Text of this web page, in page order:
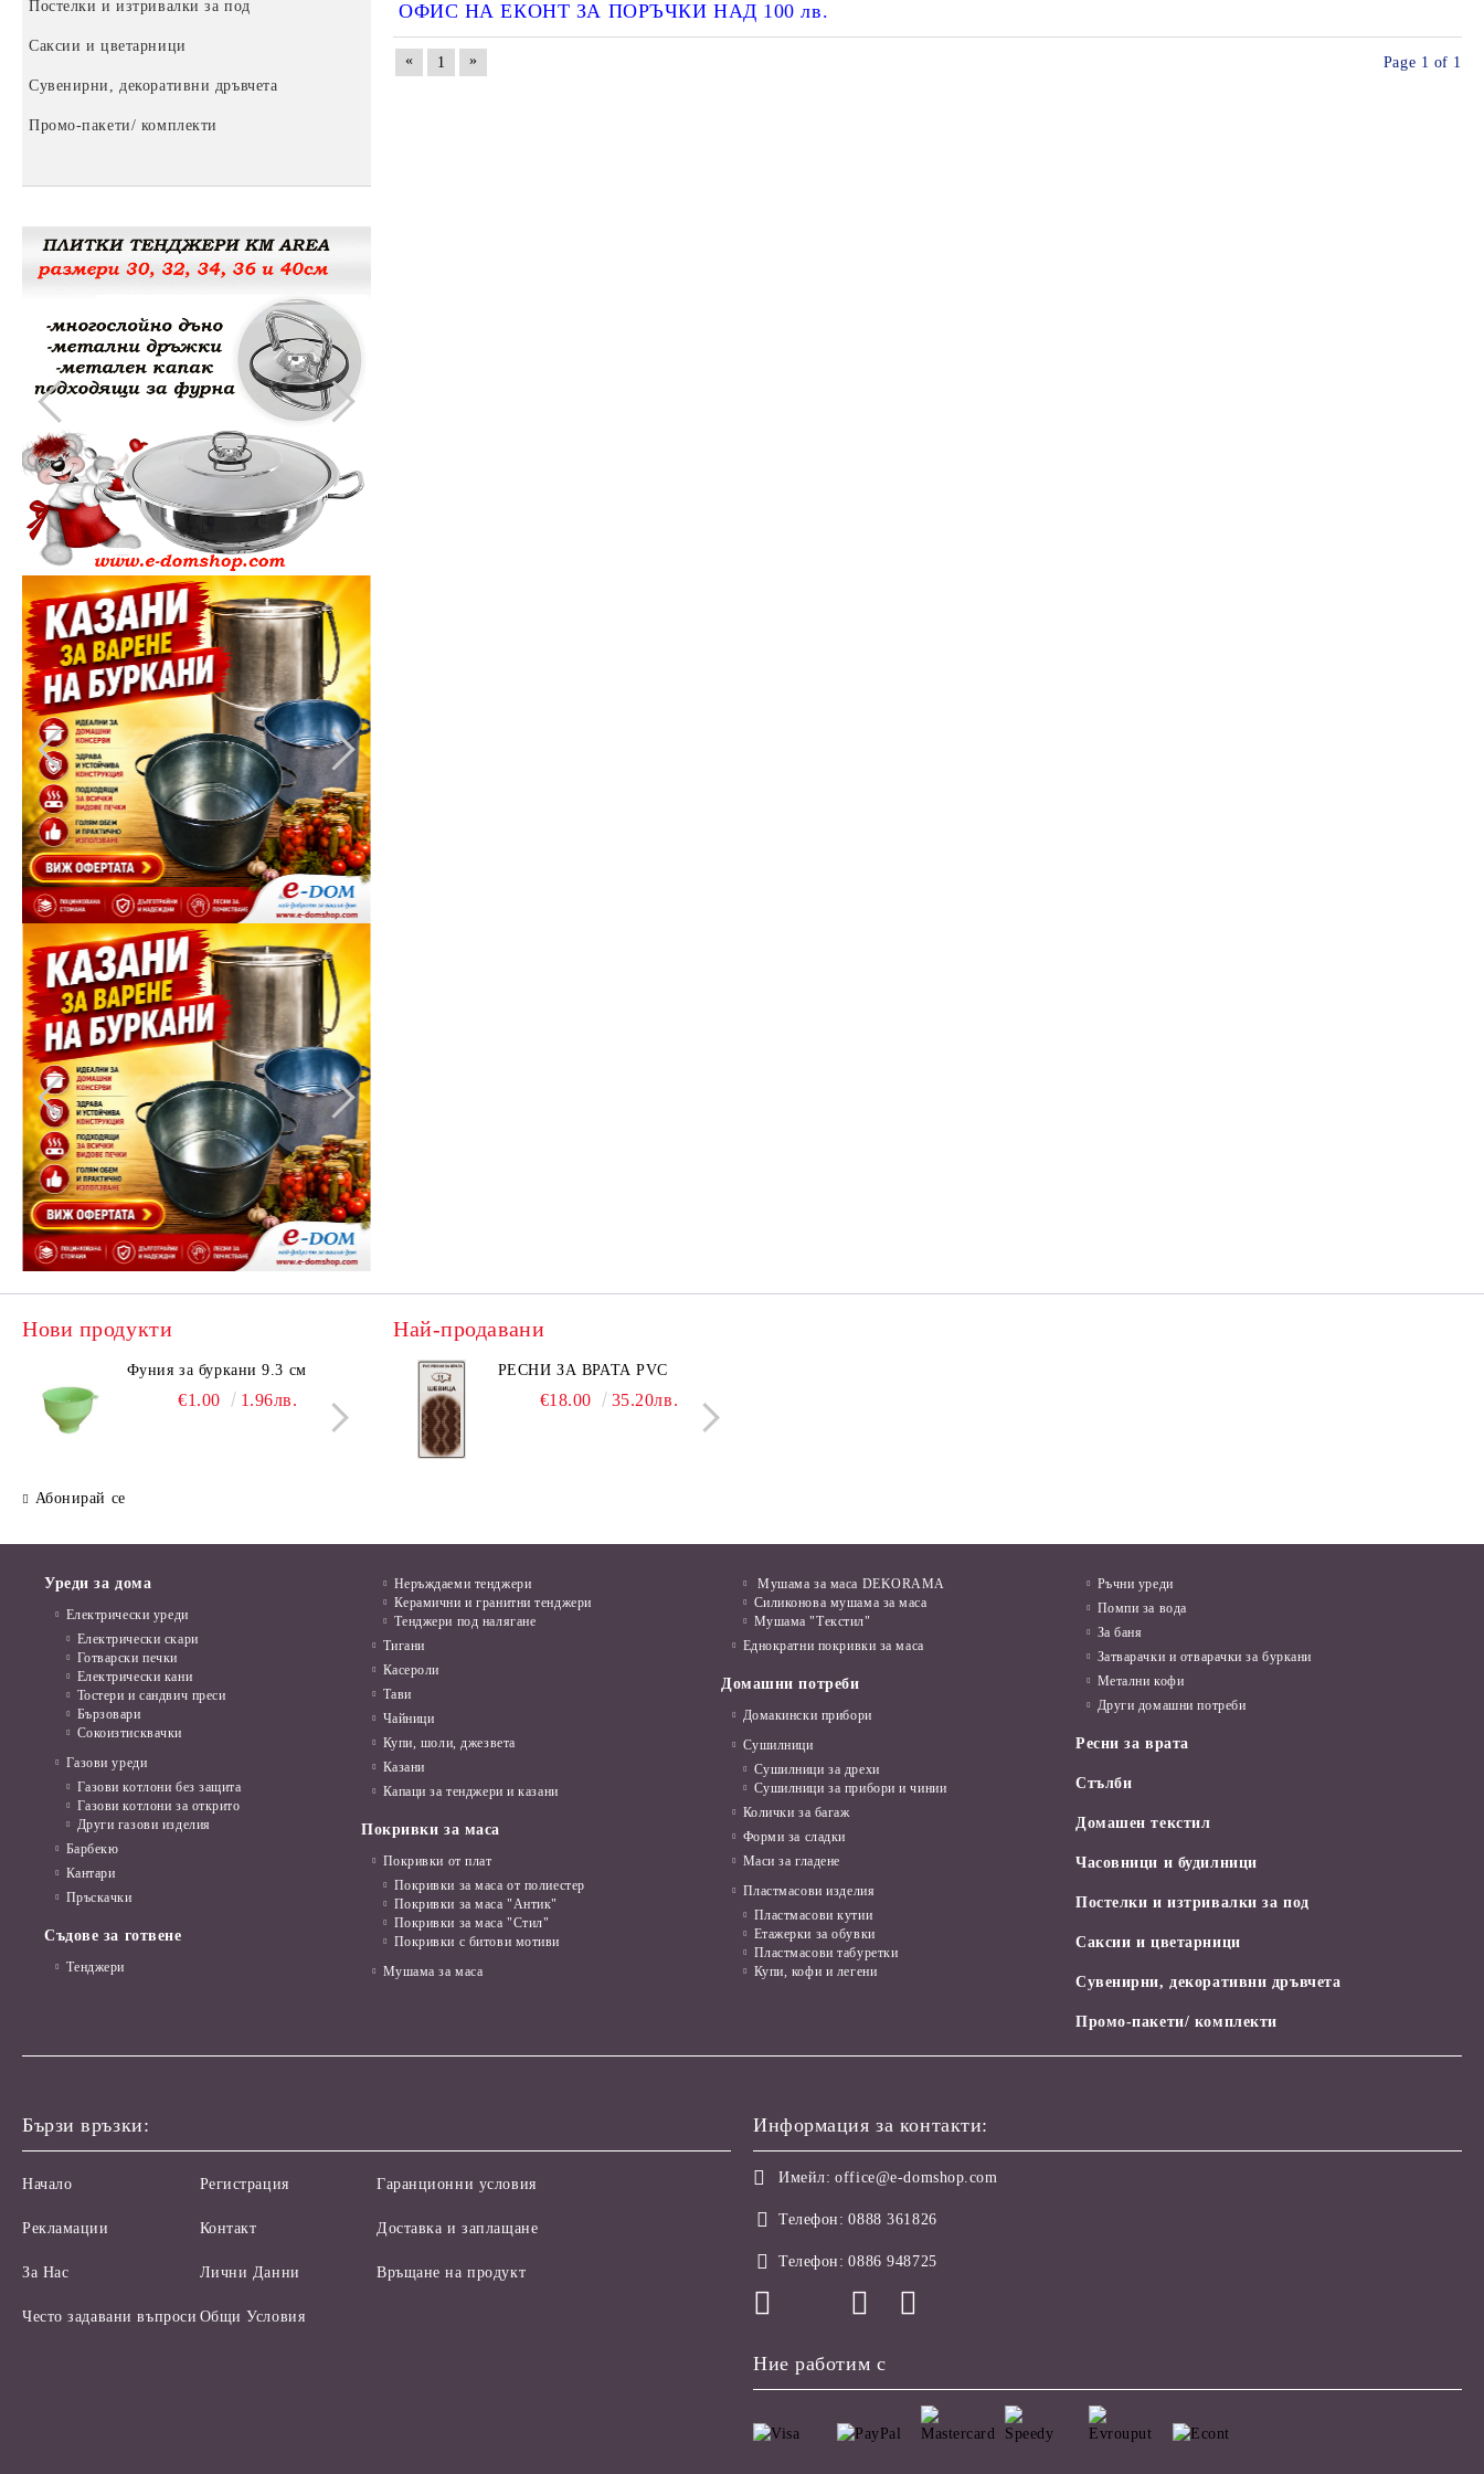
Капаци за тенджери и казани
Пластмасови изделия
Пластмасови кутии
Етажерки за обувки
Пластмасови табуретки
Ръчни уреди
Помпи за вода
За баня
Други домашни потреби
Постелки и изтривалки за под
Саксии и цветарници
Сувенирни, декоративни дръвчета
Промо-пакети/ комплекти
ОФИС НА ЕКОНТ ЗА ПОРЪЧКИ НАД 100 лв.
« 1 » Page 1 of 1
Нови продукти
Фуния за буркани 9.3 см
€1.00 1.96лв.
Поцинкован капак 50 см
€6.50 12.71лв.
Абонирай се
Най-продавани
РЕСНИ ЗА ВРАТА PVC
€18.00 35.20лв.
Уреди за дома
Електрически уреди
Електрически скари
Готварски печки
Електрически кани
Тостери и сандвич преси
Бързовари
Сокоизтисквачки
Газови уреди
Газови котлони без защита
Газови котлони за открито
Други газови изделия
Барбекю
Кантари
Пръскачки
Съдове за готвене
Тенджери
Неръждаеми тенджери
Керамични и гранитни тенджери
Тенджери под налягане
Тигани
Касероли
Тави
Чайници
Купи, шоли, джезвета
Казани
Капаци за тенджери и казани
Покривки за маса
Покривки от плат
Покривки за маса от полиестер
Покривки за маса "Антик"
Покривки за маса "Стил"
Покривки с битови мотиви
Мушама за маса
Мушама за маса DEKORAMA
Силиконова мушама за маса
Мушама "Текстил"
Еднократни покривки за маса
Домашни потреби
Домакински прибори
Сушилници
Сушилници за дрехи
Сушилници за прибори и чинии
Колички за багаж
Форми за сладки
Маси за гладене
Пластмасови изделия
Пластмасови кутии
Етажерки за обувки
Пластмасови табуретки
Купи, кофи и легени
Ръчни уреди
Помпи за вода
За баня
Затварачки и отварачки за буркани
Метални кофи
Други домашни потреби
Ресни за врата
Стълби
Домашен текстил
Часовници и будилници
Постелки и изтривалки за под
Саксии и цветарници
Сувенирни, декоративни дръвчета
Промо-пакети/ комплекти
Бързи връзки:
Начало
Рекламации
За Нас
Често задавани въпроси
Регистрация
Контакт
Лични Данни
Общи Условия
Гаранционни условия
Доставка и заплащане
Връщане на продукт
Информация за контакти:
Имейл: office@e-domshop.com
Телефон: 0888 361826
Телефон: 0886 948725
Ние работим с